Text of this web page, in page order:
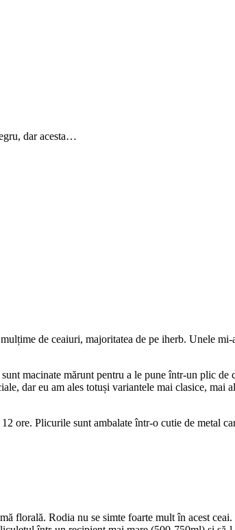
dar acesta…
de ceaiuri, majoritatea de pe iherb. Unele
macinate mărunt pentru a le pune într-un plic de
dar eu am ales totuși variantele mai clasice, mai
ore. Plicurile sunt ambalate într-o cutie de metal
florală. Rodia nu se simte foarte mult în acest